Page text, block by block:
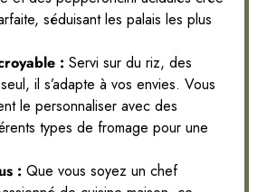
séduisant les palais les plus
: Servi sur du riz, des
il s’adapte à vos envies. Vous
le personnaliser avec des
types de fromage pour une
: Que vous soyez un chef